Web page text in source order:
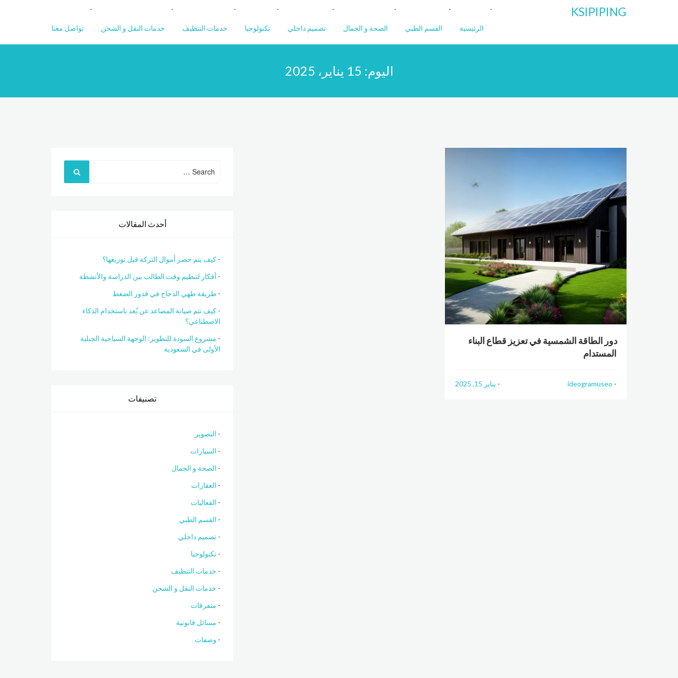
KSIPIPING
الرئيسية القسم الطبي الصحة و الجمال تصميم داخلي تكنولوجيا خدمات التنظيف خدمات النقل و الشحن تواصل معنا
اليوم: 15 يناير، 2025
دور الطاقة الشمسية في تعزيز قطاع البناء
المستدام
ideogramuseo يناير 15, 2025
for:
أحدث المقالات
كيف يتم حصر أموال التركة قبل توزيعها؟
أفكار لتنظيم وقت الطالب بين الدراسة والأنشطة
طريقة طهي الدجاج في قدور الضغط
كيف تتم صيانة المصاعد عن بُعد باستخدام الذكاء
الاصطناعي؟
مشروع السودة للتطوير: الوجهة السياحية الجبلية
الأولى في السعودية
تصنيفات
التصوير
السيارات
الصحة و الجمال
العقارات
الفعاليات
القسم الطبي
تصميم داخلي
تكنولوجيا
خدمات التنظيف
خدمات النقل و الشحن
متفرقات
مسائل قانونية
وصفات